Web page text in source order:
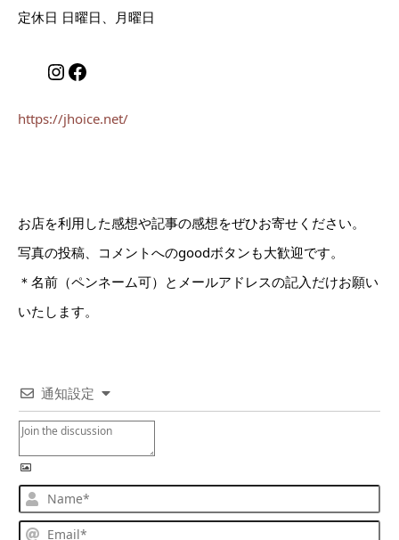
定休日 日曜日、月曜日
Instagram
Facebook
https://jhoice.net/
お店を利用した感想や記事の感想をぜひお寄せください。
写真の投稿、コメントへのgoodボタンも大歓迎です。
＊名前（ペンネーム可）とメールアドレスの記入だけお願い
いたします。
通知設定